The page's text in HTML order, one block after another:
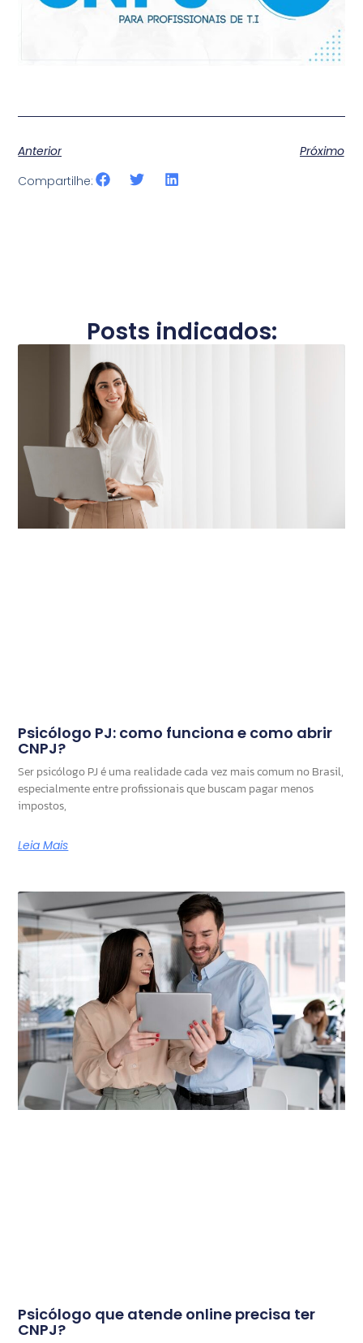
Anterior
Próximo
Compartilhe:
Posts indicados:
Psicólogo PJ: como funciona e como abrir
CNPJ?
Ser psicólogo PJ é uma realidade cada vez mais comum no Brasil,
especialmente entre profissionais que buscam pagar menos
impostos,
Leia Mais
Psicólogo que atende online precisa ter
CNPJ?